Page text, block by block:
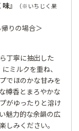
』
（※いちじく果
りの場合＞
丁寧に抽出した
ミルクを重ね、
でほのかな甘みを
樽香とまろやかな
がゆったりと溶け
魅力的な余韻の広
しみください。